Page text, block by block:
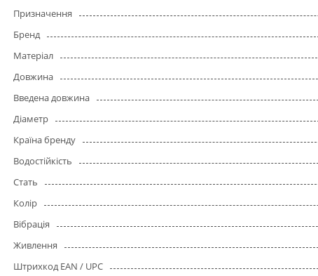
Призначення
Бренд
Матеріал
Довжина
Введена довжина
Діаметр
Країна бренду
Водостійкість
Стать
Колір
Вібрація
Живлення
Штрихкод EAN / UPC